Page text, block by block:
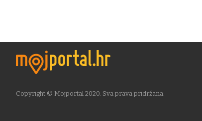
Copyright © Mojportal 2020. Sva prava pridržana.